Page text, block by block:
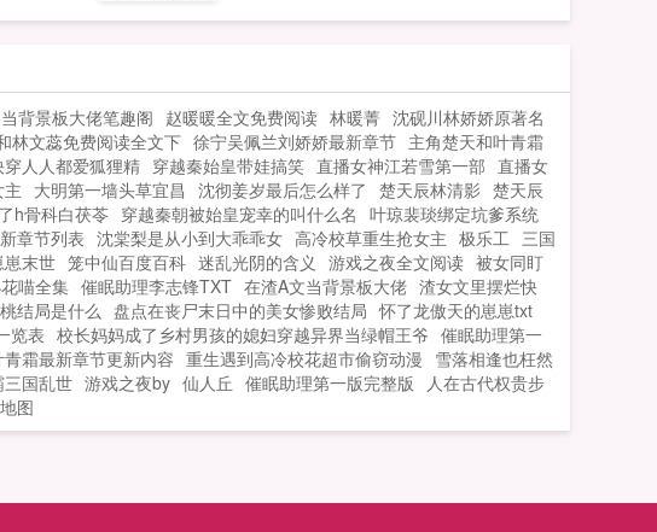
得没话说，已经饿了三天的他，直勾勾地
些不自在，于是他做了个决定，把饭送给
他！他看我眼神不对是喜欢我吧他主动送
我饭是喜欢我吧于是两人为了让对方死
心，各自出招。做废了的菜送给他，恶心
他。打死了的鸡，丢他门口，以后离我远
点。第二天一早两人同时推开门。沈溪惊
呼他送我鸡，果然喜欢我！周渡惊呼他送
我饭，果然喜欢我！...
背景板大佬笔趣阁 赵暖暖全文免费阅读 林暖菁 沈砚川林娇娇原著名
林文蕊免费阅读全文下 徐宁吴佩兰刘娇娇最新章节 主角楚天和叶青霜
穿人人都爱狐狸精 穿越秦始皇带娃搞笑 直播女神江若雪第一部 直播女
大明第一墙头草宜昌 沈彻姜岁最后怎么样了 楚天辰林清影 楚天辰
h骨科白茯苓 穿越秦朝被始皇宠幸的叫什么名 叶琼裴琰绑定坑爹系统
章节列表 沈棠梨是从小到大乖乖女 高冷校草重生抢女主 极乐工 三国
末世 笼中仙百度百科 迷乱光阴的含义 游戏之夜全文阅读 被女同盯
喵全集 催眠助理李志锋TXT 在渣A文当背景板大佬 渣女文里摆烂快
结局是什么 盘点在丧尸末日中的美女惨败结局 怀了龙傲天的崽崽txt
览表 校长妈妈成了乡村男孩的媳妇穿越异界当绿帽王爷 催眠助理第一
霜最新章节更新内容 重生遇到高冷校花超市偷窃动漫 雪落相逢也枉然
国乱世 游戏之夜by 仙人丘 催眠助理第一版完整版
人在古代权贵步
图